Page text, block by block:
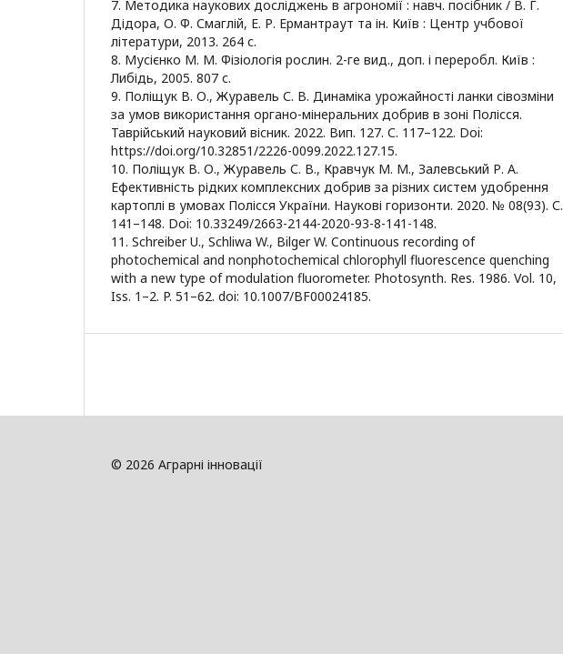
7. Методика наукових досліджень в агрономії : навч. посібник / В. Г.
Дідора, О. Ф. Смаглій, Е. Р. Ермантраут та ін. Київ : Центр учбової
літератури, 2013. 264 с.
8. Мусієнко М. М. Фізіологія рослин. 2-ге вид., доп. і переробл. Київ :
Либідь, 2005. 807 с.
9. Поліщук В. О., Журавель С. В. Динаміка урожайності ланки сівозміни
за умов використання органо-мінеральних добрив в зоні Полісся.
Таврійський науковий вісник. 2022. Вип. 127. С. 117–122. Doi:
https://doi.org/10.32851/2226-0099.2022.127.15.
10. Поліщук В. О., Журавель С. В., Кравчук М. М., Залевський Р. А.
Ефективність рідких комплексних добрив за різних систем удобрення
картоплі в умовах Полісся України. Наукові горизонти. 2020. № 08(93). С.
141–148. Doi: 10.33249/2663-2144-2020-93-8-141-148.
11. Schreiber U., Schliwa W., Bilger W. Continuous recording of
photochemical and nonphotochemical chlorophyll fluorescence quenching
with a new type of modulation fluorometer. Photosynth. Res. 1986. Vol. 10,
Iss. 1–2. P. 51–62. doi: 10.1007/BF00024185.
© 2026 Аграрні інновації